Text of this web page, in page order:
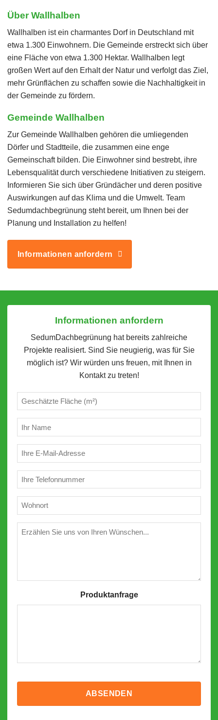
Über Wallhalben
Wallhalben ist ein charmantes Dorf in Deutschland mit
etwa 1.300 Einwohnern. Die Gemeinde erstreckt sich über
eine Fläche von etwa 1.300 Hektar. Wallhalben legt
großen Wert auf den Erhalt der Natur und verfolgt das Ziel,
mehr Grünflächen zu schaffen sowie die Nachhaltigkeit in
der Gemeinde zu fördern.
Gemeinde Wallhalben
Zur Gemeinde Wallhalben gehören die umliegenden
Dörfer und Stadtteile, die zusammen eine enge
Gemeinschaft bilden. Die Einwohner sind bestrebt, ihre
Lebensqualität durch verschiedene Initiativen zu steigern.
Informieren Sie sich über Gründächer und deren positive
Auswirkungen auf das Klima und die Umwelt. Team
Sedumdachbegrünung steht bereit, um Ihnen bei der
Planung und Installation zu helfen!
Informationen anfordern
Informationen anfordern
SedumDachbegrünung hat bereits zahlreiche
Projekte realisiert. Sind Sie neugierig, was für Sie
möglich ist? Wir würden uns freuen, mit Ihnen in
Kontakt zu treten!
m²
Name
Mail
(erforderlich)
(erforderlich)
Wünschen
Produktanfrage